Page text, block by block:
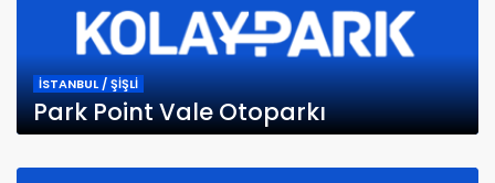
İSTANBUL / ŞİŞLİ
Park Point Vale Otoparkı